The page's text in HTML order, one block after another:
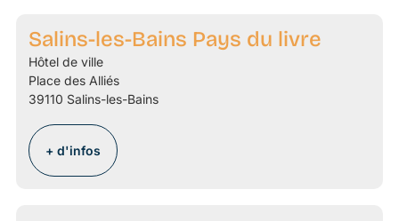
Salins-les-Bains Pays du livre
Hôtel de ville
Place des Alliés
39110 Salins-les-Bains
+ d'infos